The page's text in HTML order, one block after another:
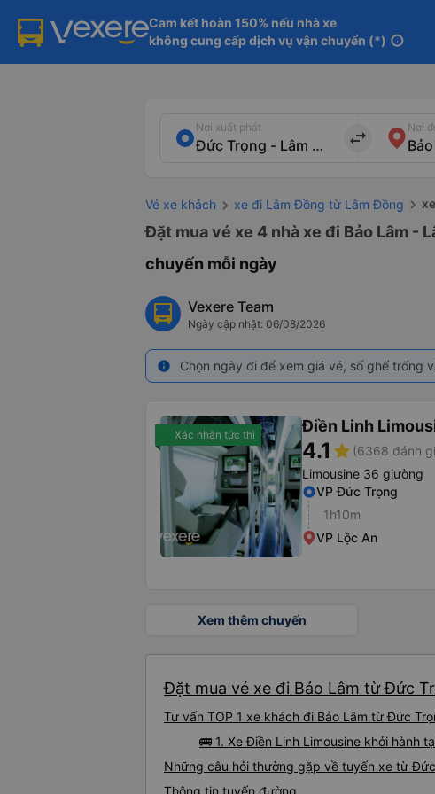
Cam kết hoàn 150% nếu nhà xe
không cung cấp dịch vụ vận chuyển (*) info
Nơi xuất phát
import_export
Nơi
Vé xe khách xe đi Lâm Đồng từ Lâm Đồng
Đặt mua vé xe 4 nhà xe đi Bảo Lâm -
chuyến mỗi ngày
Vexere Team
Ngày cập nhật: 06/08/2026
info Chọn ngày đi để xem giá vé, số ghế trống
Xác nhận tức thì Điền Linh
4.1 star (6368 đánh
Limousine 36 giường
VP Đức Trọng
1h10m
VP Lộc An
Xem thêm chuyến
Đặt mua vé xe đi Bảo Lâm từ Đức
Tư vấn TOP 1 xe khách đi Bảo Lâm từ Đức
🚌 1. Xe Điền Linh Limousine khởi hành
Những câu hỏi thường gặp về tuyến xe từ